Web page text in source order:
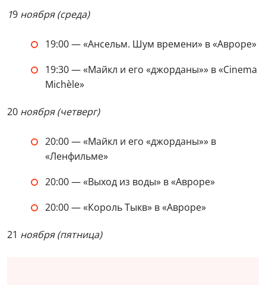
19 ноября (среда)
19:00 — «Ансельм. Шум времени» в «Авроре»
19:30 — «Майкл и его «джорданы»» в «Cinema
Michèle»
20 ноября (четверг)
20:00 — «Майкл и его «джорданы»» в
«Ленфильме»
20:00 — «Выход из воды» в «Авроре»
20:00 — «Король Тыкв» в «Авроре»
21 ноября (пятница)